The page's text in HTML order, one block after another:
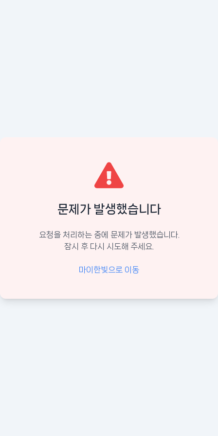
문제가 발생했습니다
요청을 처리하는 중에 문제가 발생했습니다.
잠시 후 다시 시도해 주세요.
마이한빛으로 이동